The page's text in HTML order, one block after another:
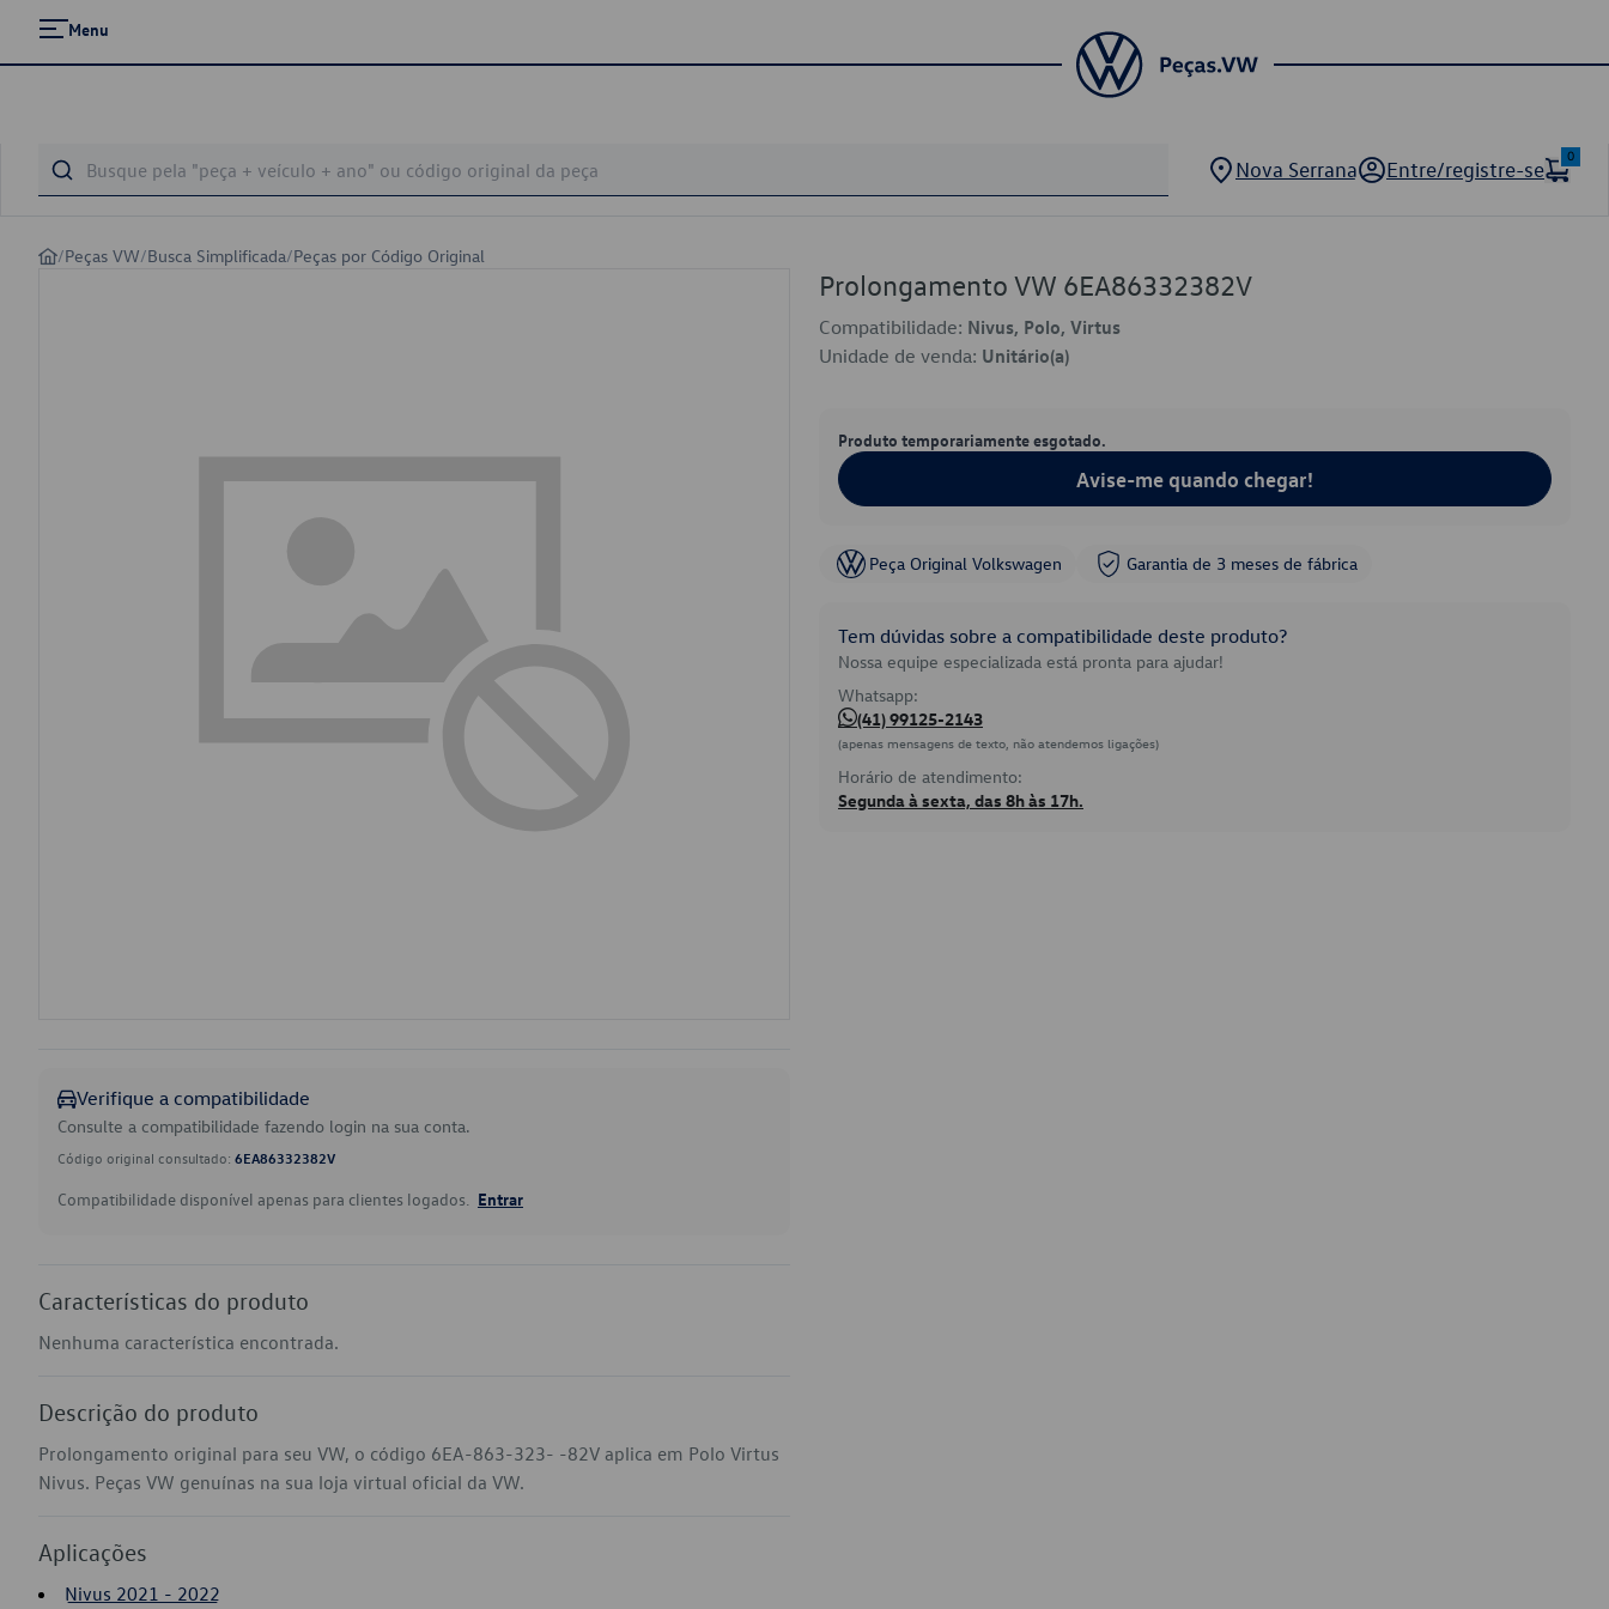
Menu
Nova Serrana Entre/registre-se
0
/Peças VW/Busca Simplificada/Peças por Código Original
Verifique a compatibilidade
Consulte a compatibilidade fazendo login na sua conta.
Código original consultado: 6EA86332382V
Compatibilidade disponível apenas para clientes logados. Entrar
Características do produto
Nenhuma característica encontrada.
Descrição do produto
Prolongamento original para seu VW, o código 6EA-863-323- -82V aplica em Polo Virtus
Nivus. Peças VW genuínas na sua loja virtual oficial da VW.
Aplicações
Nivus 2021 - 2022
Prolongamento VW 6EA86332382V
Compatibilidade: Nivus, Polo, Virtus
Unidade de venda: Unitário(a)
Produto temporariamente esgotado.
Avise-me quando chegar!
Peça Original Volkswagen Garantia de 3 meses de fábrica
Tem dúvidas sobre a compatibilidade deste produto?
Nossa equipe especializada está pronta para ajudar!
Whatsapp:
(41) 99125-2143
(apenas mensagens de texto, não atendemos ligações)
Horário de atendimento:
Segunda à sexta, das 8h às 17h.